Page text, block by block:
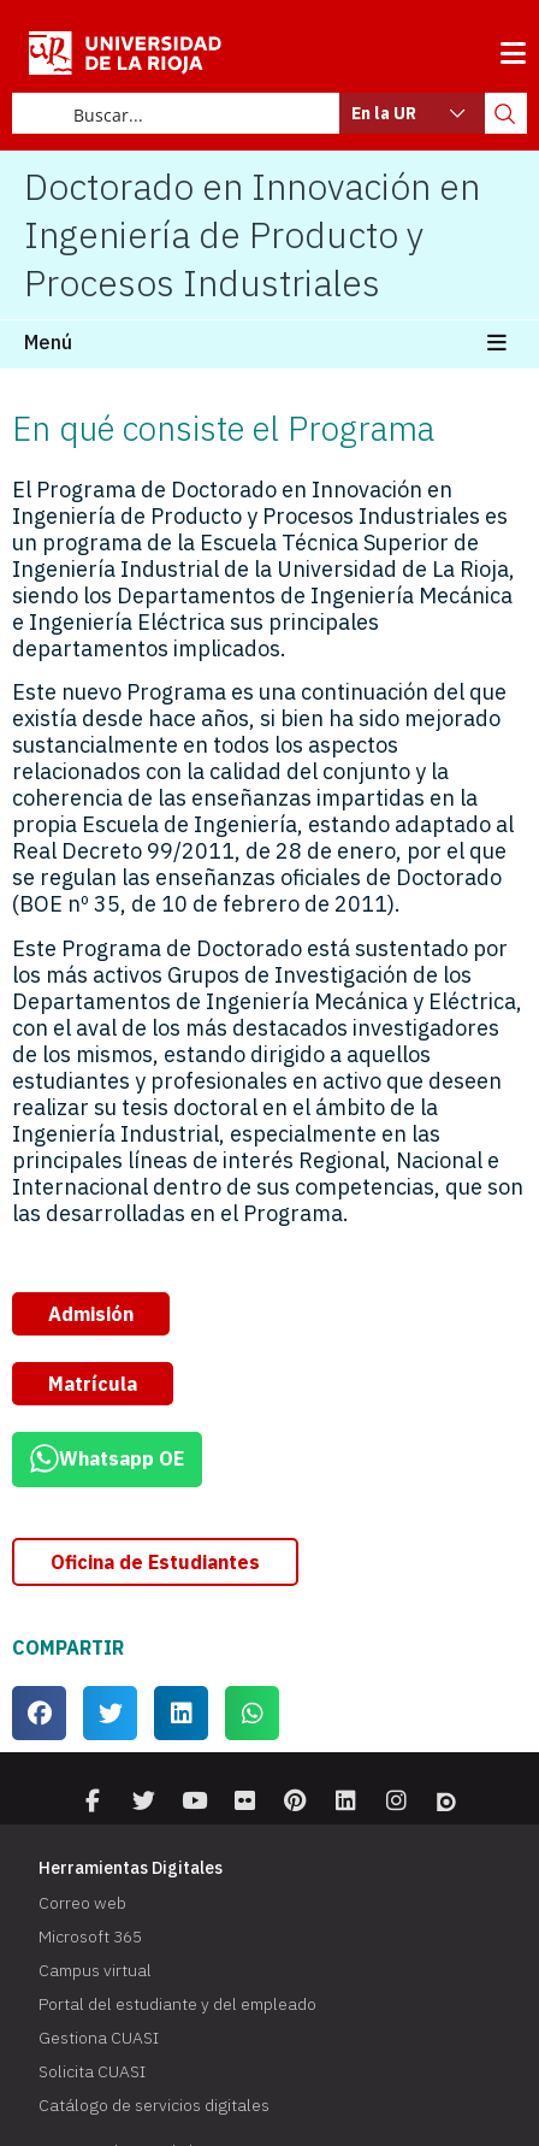
En la UR
Doctorado en Innovación en
Ingeniería de Producto y
Procesos Industriales
Menú
En qué consiste el Programa
El Programa de Doctorado en Innovación en
Ingeniería de Producto y Procesos Industriales es
un programa de la Escuela Técnica Superior de
Ingeniería Industrial de la Universidad de La Rioja,
siendo los Departamentos de Ingeniería Mecánica
e Ingeniería Eléctrica sus principales
departamentos implicados.
Este nuevo Programa es una continuación del que
existía desde hace años, si bien ha sido mejorado
sustancialmente en todos los aspectos
relacionados con la calidad del conjunto y la
coherencia de las enseñanzas impartidas en la
propia Escuela de Ingeniería, estando adaptado al
Real Decreto 99/2011, de 28 de enero, por el que
se regulan las enseñanzas oficiales de Doctorado
(BOE nº 35, de 10 de febrero de 2011).
Este Programa de Doctorado está sustentado por
los más activos Grupos de Investigación de los
Departamentos de Ingeniería Mecánica y Eléctrica,
con el aval de los más destacados investigadores
de los mismos, estando dirigido a aquellos
estudiantes y profesionales en activo que deseen
realizar su tesis doctoral en el ámbito de la
Ingeniería Industrial, especialmente en las
principales líneas de interés Regional, Nacional e
Internacional dentro de sus competencias, que son
las desarrolladas en el Programa.
Admisión
Matrícula
Whatsapp OE
Oficina de Estudiantes
COMPARTIR
Herramientas Digitales
Correo web
Microsoft 365
Campus virtual
Portal del estudiante y del empleado
Gestiona CUASI
Solicita CUASI
Catálogo de servicios digitales